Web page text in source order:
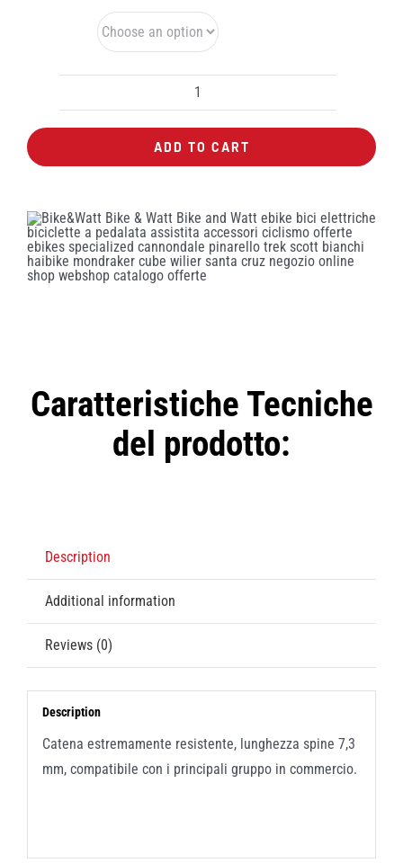
Catena
KMC
X8
ADD TO CART
Caratteristiche Tecniche
del prodotto:
Description
Additional information
Reviews (0)
Description
Catena estremamente resistente, lunghezza spine 7,3
mm, compatibile con i principali gruppo in commercio.